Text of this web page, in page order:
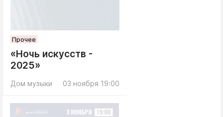
Прочее
«Ночь искусств -
2025»
03 ноября 19:00
Дом музыки